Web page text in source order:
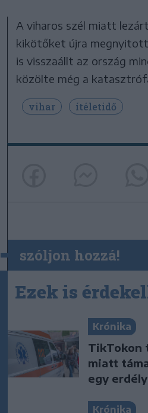
A viharos szél miatt
kikötőket újra
is visszaállt az ország
közölte még a
vihar ítéletidő
szóljon hozzá!
Ezek is
Krónika
TikTokon
miatt
egy
Krónika